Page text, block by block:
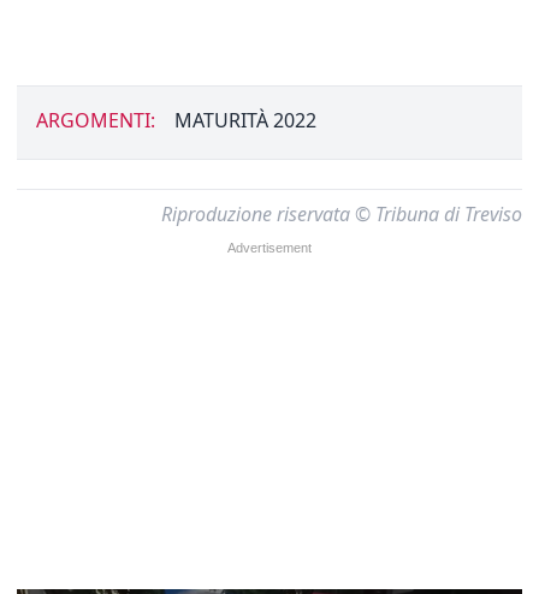
ARGOMENTI: MATURITÀ 2022
Riproduzione riservata © Tribuna di Treviso